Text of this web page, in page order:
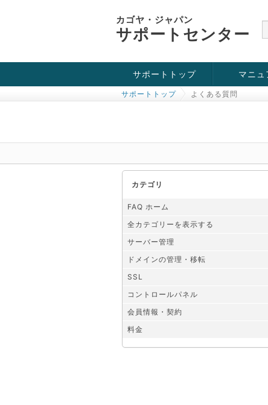
カゴヤ・ジャパン
サポートセンター
サポートトップ
お役立ち情報
チュートリアル
障害・メンテナンス情報
マニュ
サポートトップ よくある質問
カテゴリ
FAQ ホーム
全カテゴリーを表示する
サーバー管理
ドメインの管理・移転
SSL
コントロールパネル
会員情報・契約
料金